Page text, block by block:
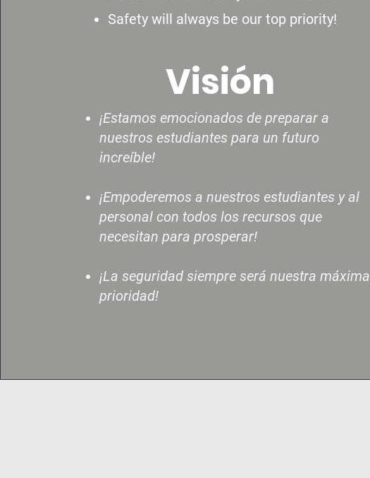
Safety will always be our top priority!
Visión
¡Estamos emocionados de preparar a
nuestros estudiantes para un futuro
increíble!
¡Empoderemos a nuestros estudiantes y al
personal con todos los recursos que
necesitan para prosperar!
¡La seguridad siempre será nuestra máxima
prioridad!